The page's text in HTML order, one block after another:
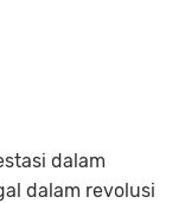
dalam
dalam revolusi